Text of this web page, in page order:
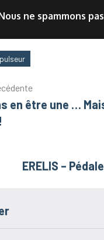
ne spammons
en être une …
ERELIS –